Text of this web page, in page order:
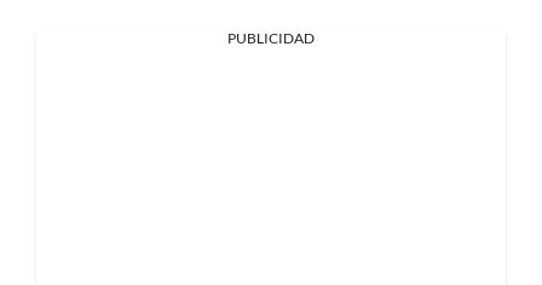
PUBLICIDAD